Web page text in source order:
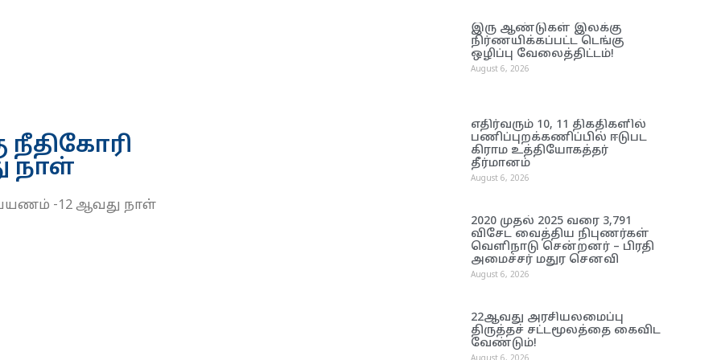
நாள்
-12 ஆவது நாள்
இரு ஆண்டுகள் இலக்கு
நிர்ணயிக்கப்பட்ட டெங்கு
ஒழிப்பு வேலைத்திட்டம்!
August 6, 2026
எதிர்வரும் 10, 11 திகதிகளில்
பணிப்புறக்கணிப்பில் ஈடுபட
கிராம உத்தியோகத்தர்
தீர்மானம்
August 6, 2026
2020 முதல் 2025 வரை 3,791
விசேட வைத்திய நிபுணர்கள்
வெளிநாடு சென்றனர் – பிரதி
அமைச்சர் மதுர செனவி
August 6, 2026
22ஆவது அரசியலமைப்பு
திருத்தச் சட்டமூலத்தை கைவிட
வேண்டும்!